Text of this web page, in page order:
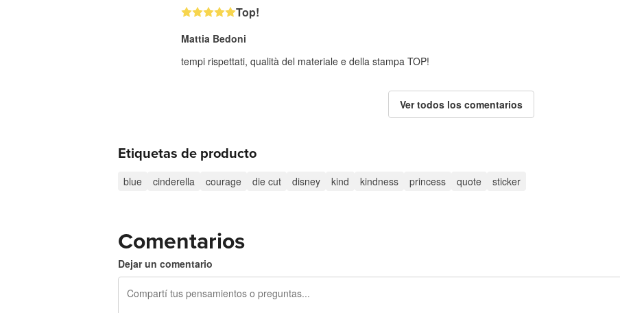
Top!
Mattia Bedoni
tempi rispettati, qualità del materiale e della stampa TOP!
Ver todos los comentarios
Etiquetas de producto
blue cinderella courage die cut disney kind kindness princess quote sticker
Comentarios
Dejar un comentario